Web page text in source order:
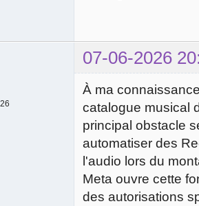
07-06-2026
À ma
catalogue musical
principal obstacle
automatiser des
l'audio lors du
Meta ouvre cette
des autorisations